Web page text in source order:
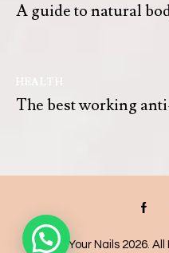
A guide to natural
The best working
© Style Your Nails 2026.